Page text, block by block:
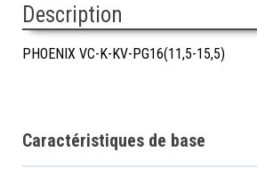
Description
PHOENIX VC-K-KV-PG16(11,5-15,5)
Caractéristiques de base